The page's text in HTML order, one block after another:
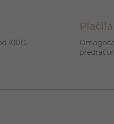
100€.
Plačila